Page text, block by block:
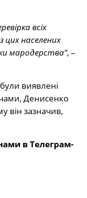
всіх
цих населених
мародерства”, –
виявлені
Денисенко
він зазначив,
в Телеграм-